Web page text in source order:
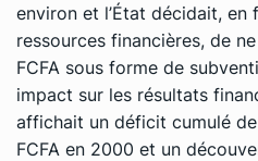
environ et l’État décidait, en
ressources financières, de
FCFA sous forme de
impact sur les résultats
affichait un déficit cumulé
FCFA en 2000 et un